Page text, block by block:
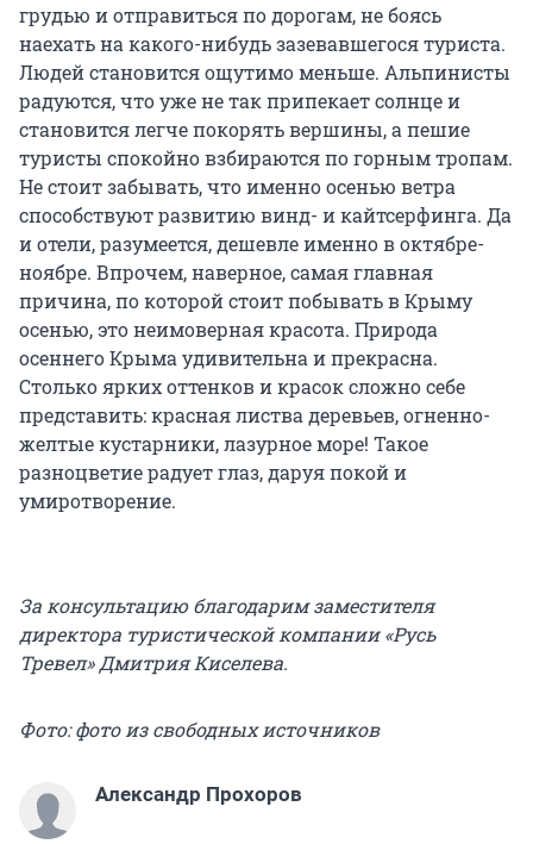
грудью и отправиться по дорогам, не боясь
наехать на какого-нибудь зазевавшегося туриста.
Людей становится ощутимо меньше. Альпинисты
радуются, что уже не так припекает солнце и
становится легче покорять вершины, а пешие
туристы спокойно взбираются по горным тропам.
Не стоит забывать, что именно осенью ветра
способствуют развитию винд- и кайтсерфинга. Да
и отели, разумеется, дешевле именно в октябре-
ноябре. Впрочем, наверное, самая главная
причина, по которой стоит побывать в Крыму
осенью, это неимоверная красота. Природа
осеннего Крыма удивительна и прекрасна.
Столько ярких оттенков и красок сложно себе
представить: красная листва деревьев, огненно-
желтые кустарники, лазурное море! Такое
разноцветие радует глаз, даруя покой и
умиротворение.
За консультацию благодарим заместителя
директора туристической компании «Русь
Тревел» Дмитрия Киселева.
Фото: фото из свободных источников
Александр Прохоров